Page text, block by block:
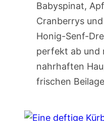
Babyspinat,
Cranberrys
Honig-Senf-
perfekt ab und
nahrhaften
frischen